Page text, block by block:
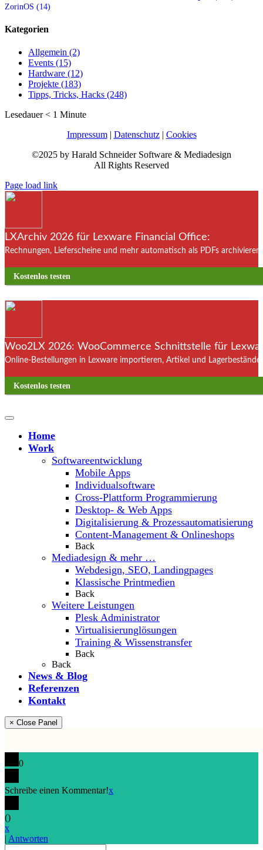
ZorinOS (14)
Kategorien
Allgemein (2)
Events (15)
Hardware (12)
Projekte (183)
Tipps, Tricks, Hacks (248)
Lesedauer < 1 Minute
Impressum| Datenschutz| Cookies
©2025 by Harald Schneider Software & Mediadesign
All Rights Reserved
Page load link
LXArchiv 2026 für Lexware Financial Office:
Rechnungen, Lieferscheine und mehr automatisch als PDFs
Kostenlos testen
Woo2LX 2026: WooCommerce Schnittstelle für
Online-Bestellungen in Lexware importieren, Artikel und
Kostenlos testen
Home
Work
Softwareentwicklung
Mobile Apps
Individualsoftware
Cross-Plattform Programmierung
Desktop- & Web Apps
Digitalisierung & Prozessautomatisierung
Content-Management & Onlineshops
Back
Mediadesign & mehr …
Webdesign, SEO, Landingpages
Klassische Printmedien
Back
Weitere Leistungen
Plesk Administrator
Virtualisierunglösungen
Training & Wissenstransfer
Back
Back
News & Blog
Referenzen
Kontakt
× Close Panel
0
Schreibe einen Kommentar!x
()
x
| Antworten